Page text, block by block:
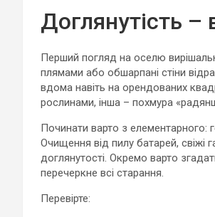
Доглянутість
Перший погляд на оселю
плямами або обшарпані стіни
вдома навіть на орендованих
рослинами, інша – похмура
Починати варто з елементарного:
Очищення від пилу батарей, свіжі
доглянутості. Окремо варто
перечеркне всі старання.
Перевірте: